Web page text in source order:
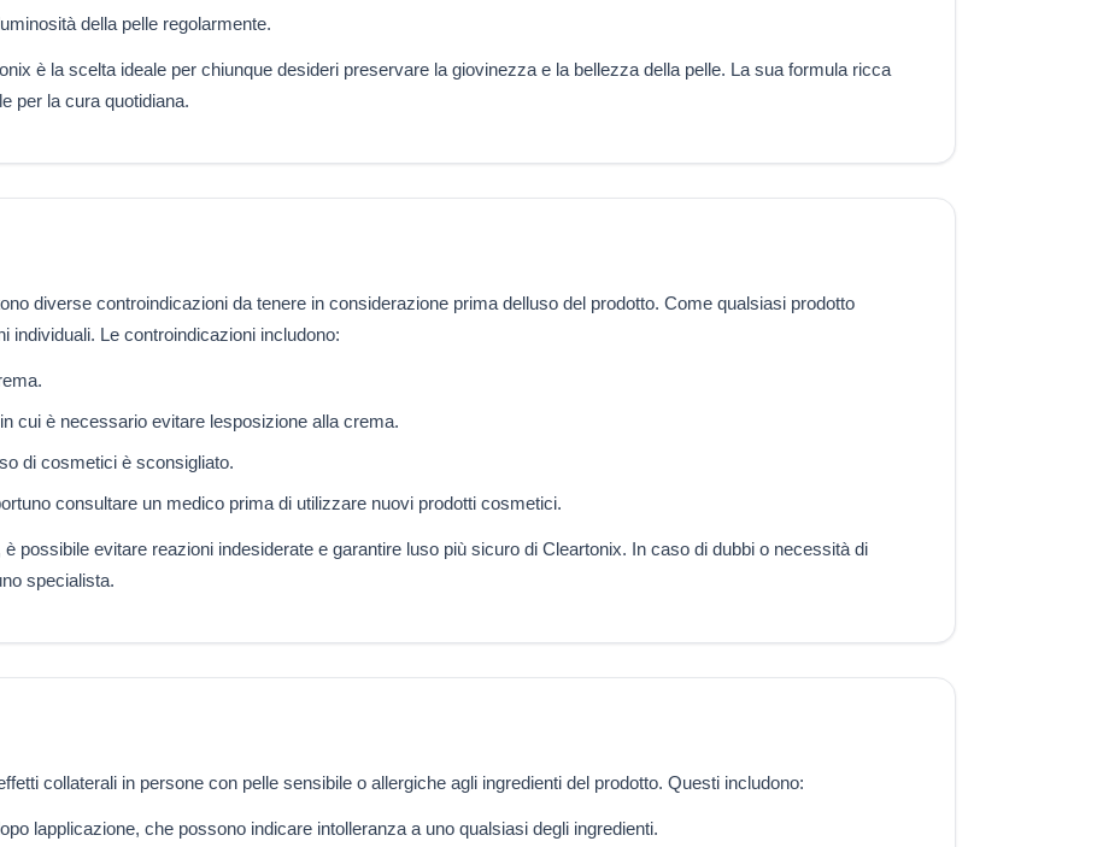
della pelle regolarmente.
è la scelta ideale per chiunque desideri preservare la giovinezza e la bellezza della pelle. La sua formula ricca
per la cura quotidiana.
diverse controindicazioni da tenere in considerazione prima delluso del prodotto. Come qualsiasi prodotto
Le controindicazioni includono:
cui è necessario evitare lesposizione alla crema.
di cosmetici è sconsigliato.
consultare un medico prima di utilizzare nuovi prodotti cosmetici.
possibile evitare reazioni indesiderate e garantire luso più sicuro di Cleartonix. In caso di dubbi o necessità di
specialista.
collaterali in persone con pelle sensibile o allergiche agli ingredienti del prodotto. Questi includono:
lapplicazione, che possono indicare intolleranza a uno qualsiasi degli ingredienti.